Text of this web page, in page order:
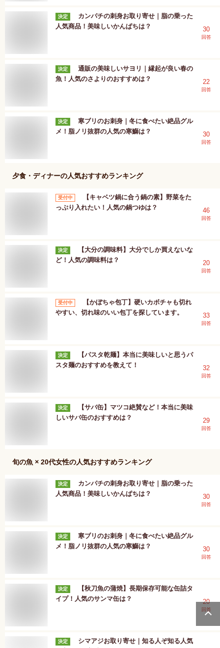
決定
カンパチの刺身お取り寄せ｜脂の乗った
人気商品！美味しいかんぱちは？
30
回答
決定
通販の美味しいサヨリ｜縁起が良い春の
魚！人気のさよりのおすすめは？
22
回答
決定
寒ブリのお刺身｜冬に食べたい絶品グル
メ！脂ノリ抜群の人気の寒鰤は？
30
回答
夕食・ディナーの人気おすすめランキング
受付中
【キャベツ鍋に合う鍋の素】野菜をた
っぷり入れたい！人気の鍋つゆは？
46
回答
決定
【大分の調味料】大分でしか買えないな
ど！人気の調味料は？
20
回答
受付中
【かぼちゃ包丁】硬いカボチャも切れ
やすい、切れ味のいい包丁を探しています。
33
回答
決定
【パスタ乾麺】本当に美味しいと思うパ
スタ麺のおすすめを教えて！
32
回答
決定
【サバ缶】マツコ絶賛など！本当に美味
しいサバ缶のおすすめは？
29
回答
旬の魚 × 20代女性の人気おすすめランキング
決定
カンパチの刺身お取り寄せ｜脂の乗った
人気商品！美味しいかんぱちは？
30
回答
決定
寒ブリのお刺身｜冬に食べたい絶品グル
メ！脂ノリ抜群の人気の寒鰤は？
30
回答
決定
【秋刀魚の蒲焼】長期保存可能な缶詰タ
イプ！人気のサンマ缶は？
20
回答
決定
シマアジお取り寄せ｜知る人ぞ知る人気